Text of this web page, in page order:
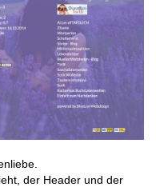
der Header und der